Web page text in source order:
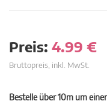
Preis: 4.99 €
Bruttopreis, inkl. MwSt.
Bestelle über 10m um